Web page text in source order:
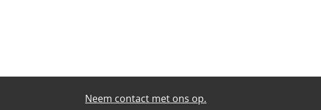
Neem contact met ons op.